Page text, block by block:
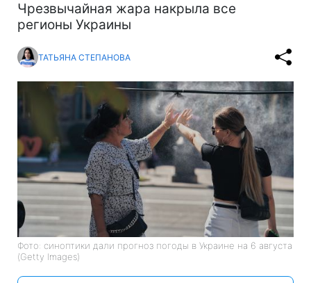
Чрезвычайная жара накрыла все
регионы Украины
ТАТЬЯНА СТЕПАНОВА
Фото: синоптики дали прогноз погоды в Украине на 6 августа
(Getty Images)